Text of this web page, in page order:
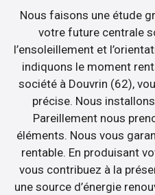
Nous faisons une étude
votre future centrale
l’ensoleillement et
indiquons le moment
société à Douvrin (62),
précise. Nous
Pareillement nous
éléments. Nous vous
rentable. En produisant
vous contribuez à la
une source d’énergie